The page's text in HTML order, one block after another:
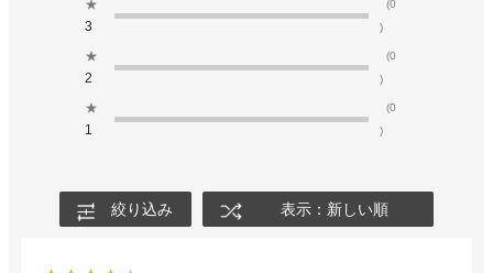
★
3
(0
)
★
2
(0
)
★
1
(0
)
絞り込み 表示：新しい順